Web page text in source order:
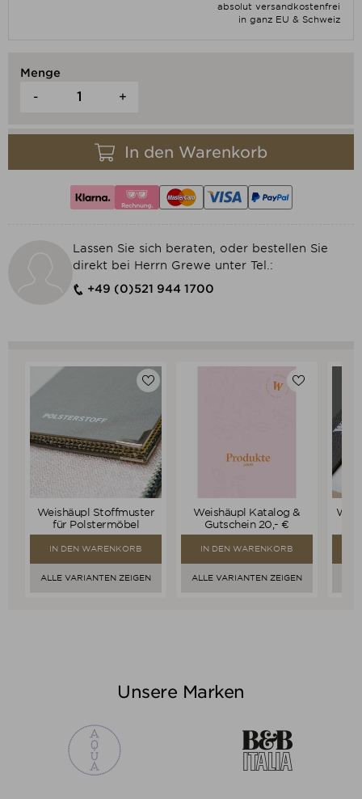
absolut versandkostenfrei
in ganz EU & Schweiz
Menge
- +
In den Warenkorb
Lassen Sie sich beraten, oder bestellen Sie
direkt bei Herrn Grewe unter Tel.:
+49 (0)521 944 1700
Preis
0,00 €
Weishäupl Stoffmuster
für Polstermöbel
IN DEN WARENKORB
ALLE VARIANTEN ZEIGEN
Preis
0,00 €
Weishäupl Katalog &
Gutschein 20,- €
IN DEN WARENKORB
ALLE VARIANTEN ZEIGEN
Unsere Marken